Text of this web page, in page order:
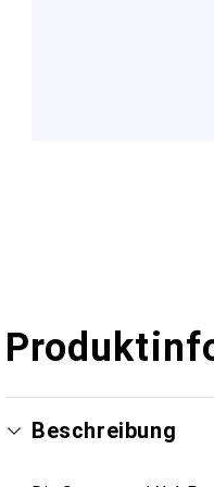
Beschreibung